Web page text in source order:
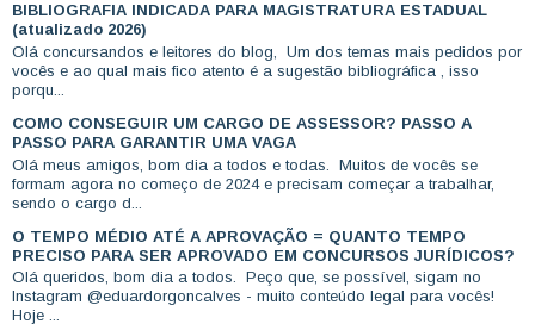
BIBLIOGRAFIA INDICADA PARA MAGISTRATURA ESTADUAL
(atualizado 2026)
Olá concursandos e leitores do blog, Um dos temas mais pedidos por
vocês e ao qual mais fico atento é a sugestão bibliográfica , isso
porqu...
COMO CONSEGUIR UM CARGO DE ASSESSOR? PASSO A
PASSO PARA GARANTIR UMA VAGA
Olá meus amigos, bom dia a todos e todas. Muitos de vocês se
formam agora no começo de 2024 e precisam começar a trabalhar,
sendo o cargo d...
O TEMPO MÉDIO ATÉ A APROVAÇÃO = QUANTO TEMPO
PRECISO PARA SER APROVADO EM CONCURSOS JURÍDICOS?
Olá queridos, bom dia a todos. Peço que, se possível, sigam no
Instagram @eduardorgoncalves - muito conteúdo legal para vocês!
Hoje ...